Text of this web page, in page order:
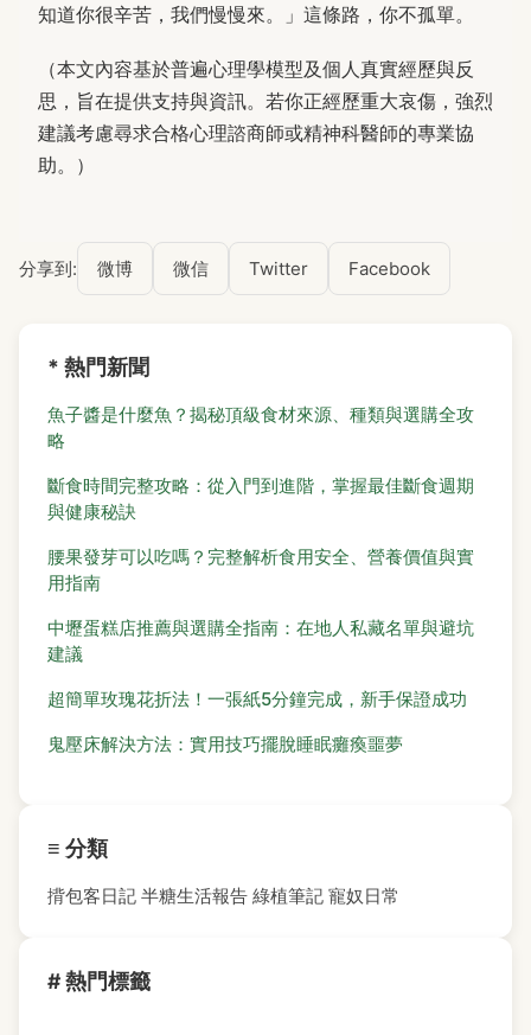
知道你很辛苦，我們慢慢來。」這條路，你不孤單。
（本文內容基於普遍心理學模型及個人真實經歷與反
思，旨在提供支持與資訊。若你正經歷重大哀傷，強烈
建議考慮尋求合格心理諮商師或精神科醫師的專業協
助。）
分享到: 微博 微信 Twitter Facebook
* 熱門新聞
魚子醬是什麼魚？揭秘頂級食材來源、種類與選購全攻
略
斷食時間完整攻略：從入門到進階，掌握最佳斷食週期
與健康秘訣
腰果發芽可以吃嗎？完整解析食用安全、營養價值與實
用指南
中壢蛋糕店推薦與選購全指南：在地人私藏名單與避坑
建議
超簡單玫瑰花折法！一張紙5分鐘完成，新手保證成功
鬼壓床解決方法：實用技巧擺脫睡眠癱瘓噩夢
≡ 分類
揹包客日記 半糖生活報告 綠植筆記 寵奴日常
# 熱門標籤